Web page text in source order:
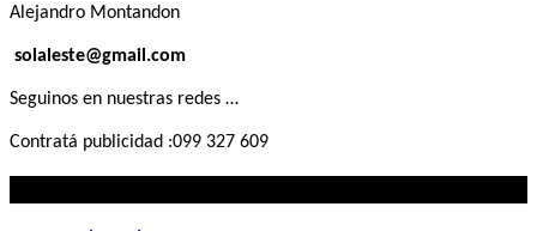
Alejandro Montandon
solaleste@gmail.com
Seguinos en nuestras redes …
Contratá publicidad :099 327 609